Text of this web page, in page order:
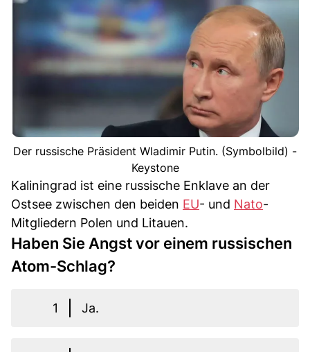
Der russische Präsident Wladimir Putin. (Symbolbild) -
Keystone
Kaliningrad ist eine russische Enklave an der
Ostsee zwischen den beiden EU- und Nato-
Mitgliedern Polen und Litauen.
Haben Sie Angst vor einem russischen
Atom-Schlag?
1 Ja.